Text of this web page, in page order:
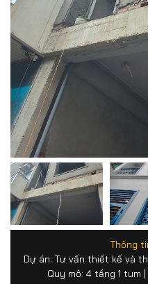
Thông
Dự án: Tư vấn thiết kế và
Quy mô: 4 tầng 1 tum